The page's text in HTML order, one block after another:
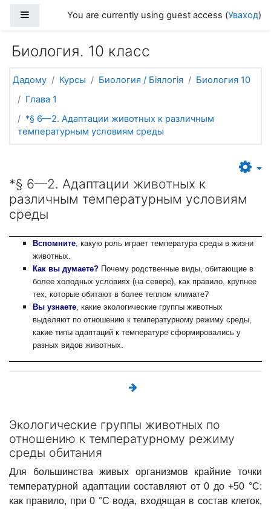
Side panelYou are currently using guest access (Уваход)
Биология. 10 класс
Дадому Курсы Биология / Біялогія
Биология 10
Глава 1
*§ 6—2. Адаптации животных к различным
температурным условиям среды
*§ 6—2. Адаптации животных к
различным температурным условиям
среды
Вспомните какую роль играет температура среды в жизни
животных.
Как вы думаете? Почему родственные виды, обитающие в
более холодных условиях (на севере), как правило, крупнее
тех, которые обитают в более теплом климате?
Вы узнаете какие экологические группы животных
выделяют по отношению к температурному режиму среды,
какие типы адаптаций к температуре сформировались у
разных видов животных.
Экологические группы животных по
отношению к температурному режиму
среды обитания
Для большинства живых организмов крайние точки
температурной адаптации составляют от 0 до +50 °C:
как правило, при 0 °C вода, входящая в состав клеток,